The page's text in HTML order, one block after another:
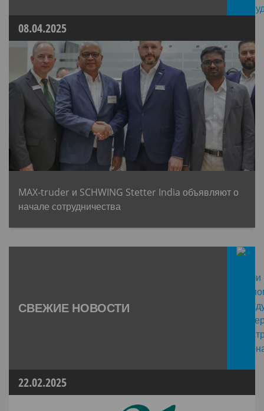
08.04.2025
MAX-truder и SCHWING Stetter India объявляют о
начале сотрудничества
СВЕЖИЕ НОВОСТИ
22.02.2025